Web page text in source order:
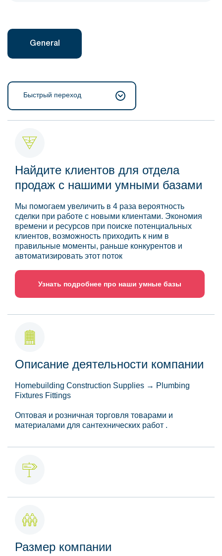
General
Быстрый переход
Найдите клиентов для отдела
продаж с нашими умными базами
Мы помогаем увеличить в 4 раза вероятность
сделки при работе с новыми клиентами. Экономия
времени и ресурсов при поиске потенциальных
клиентов, возможность приходить к ним в
правильные моменты, раньше конкурентов и
автоматизировать этот поток
Узнать подробнее про наши умные базы
Описание деятельности компании
Homebuilding Construction Supplies → Plumbing
Fixtures Fittings
Оптовая и розничная торговля товарами и
материалами для сантехнических работ .
Размер компании